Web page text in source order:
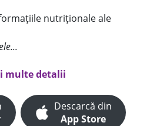
nutriționale ale
multe detalii
Descarcă din
App Store